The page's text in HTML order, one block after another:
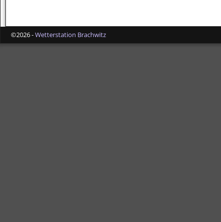
©2026 -Wetterstation Brachwitz